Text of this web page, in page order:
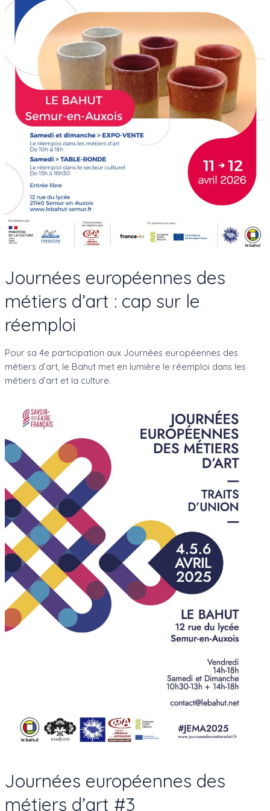
Journées européennes des
métiers d’art : cap sur le
réemploi
Pour sa 4e participation aux Journées européennes des
métiers d’art, le Bahut met en lumière le réemploi dans les
métiers d’art et la culture.
Journées européennes des
métiers d’art #3